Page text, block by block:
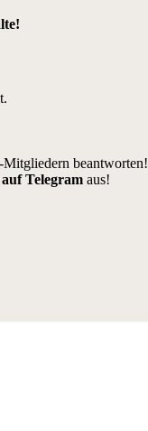
beantworten!
Telegram aus!